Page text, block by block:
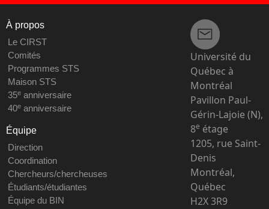
À propos
Le CIRST
Comités
Programmes STS
Maison STS
35eanniversaire
40eanniversaire
Équipe
Direction
Coordination
Chercheurs/chercheuses
Étudiants/étudiantes
Équipe du BIN
Université du
Québec à
Montréal
Pavillon Paul-
Gérin-Lajoie (N),
8e étage
1205, rue Saint-
Denis
Montréal,
Québec
H2X 3R9